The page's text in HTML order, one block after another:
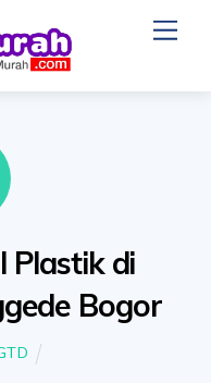
Plastik di
Bogor